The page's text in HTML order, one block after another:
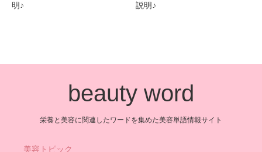
明♪
説明♪
beauty word
栄養と美容に関連したワードを集めた美容単語情報サイト
美容トピック